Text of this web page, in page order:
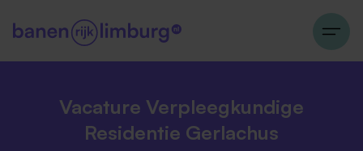
Vacature Verpleegkundige
Residentie Gerlachus